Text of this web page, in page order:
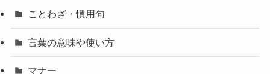
ことわざ・慣用句
言葉の意味や使い方
マナー